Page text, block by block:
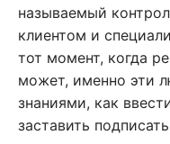
называемый
клиентом и
тот момент, когда
может, именно эти
знаниями, как
заставить